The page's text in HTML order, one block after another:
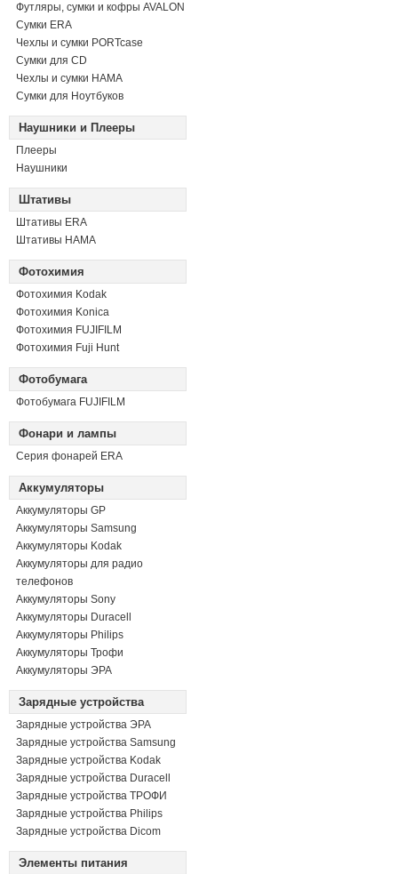
Футляры, сумки и кофры AVALON
Сумки ERA
Чехлы и сумки PORTcase
Сумки для CD
Чехлы и сумки HAMA
Сумки для Ноутбуков
Наушники и Плееры
Плееры
Наушники
Штативы
Штативы ERA
Штативы HAMA
Фотохимия
Фотохимия Kodak
Фотохимия Konica
Фотохимия FUJIFILM
Фотохимия Fuji Hunt
Фотобумага
Фотобумага FUJIFILM
Фонари и лампы
Серия фонарей ERA
Аккумуляторы
Аккумуляторы GP
Аккумуляторы Samsung
Аккумуляторы Kodak
Аккумуляторы для радио
телефонов
Аккумуляторы Sony
Аккумуляторы Duracell
Аккумуляторы Philips
Аккумуляторы Трофи
Аккумуляторы ЭРА
Зарядные устройства
Зарядные устройства ЭРА
Зарядные устройства Samsung
Зарядные устройства Kodak
Зарядные устройства Duracell
Зарядные устройства ТРОФИ
Зарядные устройства Philips
Зарядные устройства Dicom
Элементы питания